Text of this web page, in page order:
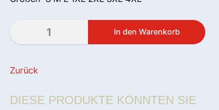
Zurück
DIESE PRODUKTE KÖNNTEN SIE